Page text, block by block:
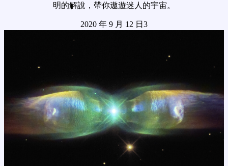
明的解說，帶你遨遊迷人的宇宙。
2020 年 9 月 12 日3